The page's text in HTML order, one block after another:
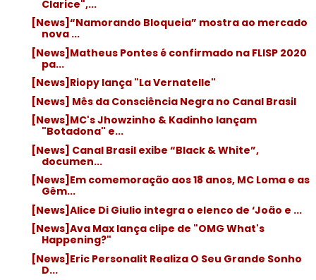
Clarice",...
[News]“Namorando Bloqueia” mostra ao mercado
nova ...
[News]Matheus Pontes é confirmado na FLISP 2020
pa...
[News]Riopy lança "La Vernatelle"
[News] Mês da Consciência Negra no Canal Brasil
[News]MC's Jhowzinho & Kadinho lançam
"Botadona" e...
[News] Canal Brasil exibe “Black & White”,
documen...
[News]Em comemoração aos 18 anos, MC Loma e as
Gêm...
[News]Alice Di Giulio integra o elenco de ‘João e ...
[News]Ava Max lança clipe de "OMG What's
Happening?"
[News]Eric Personalit Realiza O Seu Grande Sonho
D...